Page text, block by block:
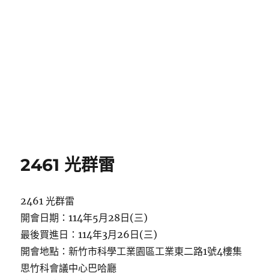
2461 光群雷
2461 光群雷
開會日期：114年5月28日(三)
最後買進日：114年3月26日(三)
開會地點：新竹市科學工業園區工業東二路1號4樓集
思竹科會議中心巴哈廳